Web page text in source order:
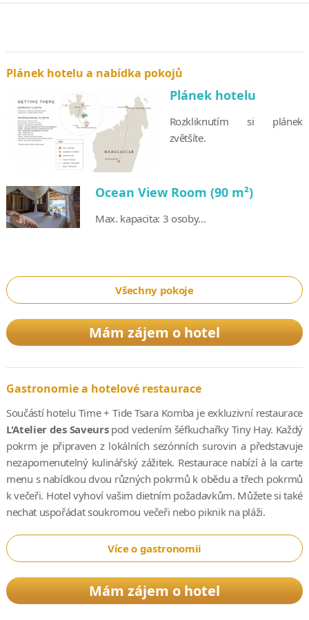
Plánek hotelu a nabídka pokojů
Plánek hotelu
Rozkliknutím si plánek
zvětšíte.
Ocean View Room (90 m²)
Max. kapacita: 3 osoby...
Všechny pokoje
Mám zájem o hotel
Gastronomie a hotelové restaurace
Součástí hotelu Time + Tide Tsara Komba je exkluzivní restaurace
L'Atelier des Saveurspod vedením šéfkuchařky Tiny Hay. Každý
pokrm je připraven z lokálních sezónních surovin a představuje
nezapomenutelný kulinářský zážitek. Restaurace nabízí à la carte
menu s nabídkou dvou různých pokrmů k obědu a třech pokrmů
k večeři. Hotel vyhoví vašim dietním požadavkům. Můžete si také
nechat uspořádat soukromou večeři nebo piknik na pláži.
Více o gastronomii
Mám zájem o hotel